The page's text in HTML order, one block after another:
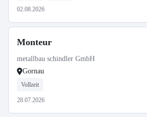
02.08.2026
Monteur
metallbau schindler GmbH
Gornau
Vollzeit
28.07.2026